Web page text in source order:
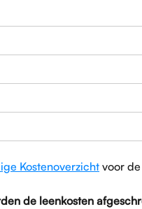
Kostenoverzicht voor
de leenkosten